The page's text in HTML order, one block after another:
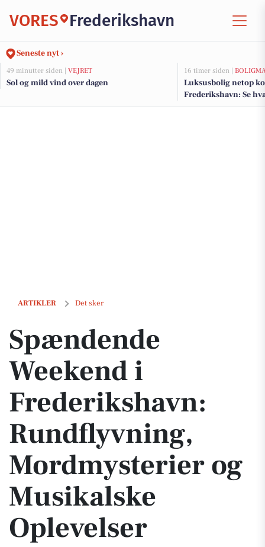
VORES Frederikshavn
Seneste nyt ›
49 minutter siden | VEJRET
Sol og mild vind over dagen
16 timer siden |
Luksusbolig netop
Frederikshavn: Se
Frederikshavns
ARTIKLER Det sker
Spændende Weekend i Frederikshavn: Rundflyvning,
Spændende
Weekend i
Frederikshavn:
Rundflyvning,
Mordmysterier og
Musikalske
Oplevelser